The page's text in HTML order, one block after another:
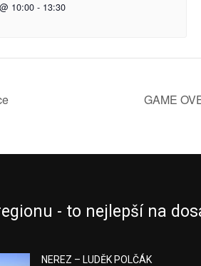
10:00 - 13:30
GAME
- to nejlepší na
NEREZ – LUDĚK POLČÁK